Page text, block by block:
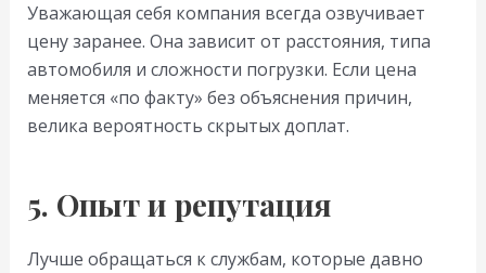
Уважающая себя компания всегда озвучивает
цену заранее. Она зависит от расстояния, типа
автомобиля и сложности погрузки. Если цена
меняется «по факту» без объяснения причин,
велика вероятность скрытых доплат.
5. Опыт и репутация
Лучше обращаться к службам, которые давно